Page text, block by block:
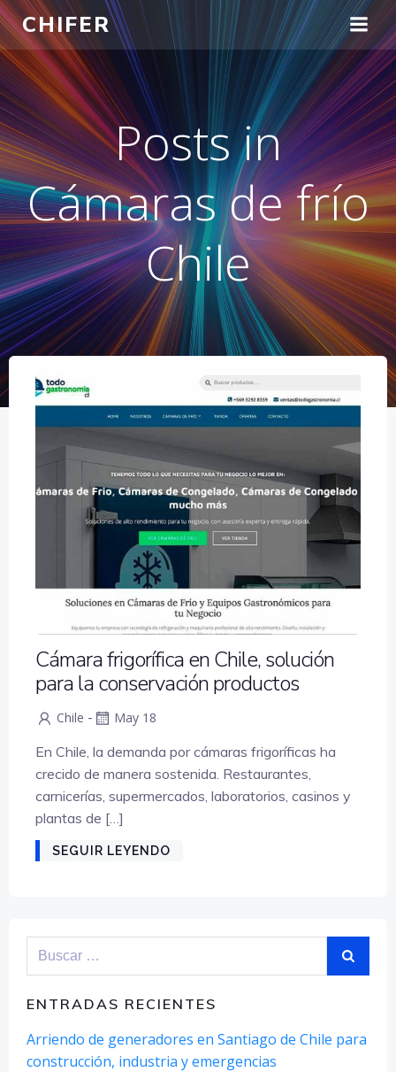
Saltar
contenido
CHIFER
Posts in
Cámaras de frío
Chile
Cámara frigorífica en Chile, solución
para la conservación productos
Chile - May 18
En Chile, la demanda por cámaras frigoríficas ha
crecido de manera sostenida. Restaurantes,
carnicerías, supermercados, laboratorios, casinos y
plantas de […]
SEGUIR LEYENDO
Buscar:
ENTRADAS RECIENTES
Arriendo de generadores en Santiago de Chile para
construcción, industria y emergencias